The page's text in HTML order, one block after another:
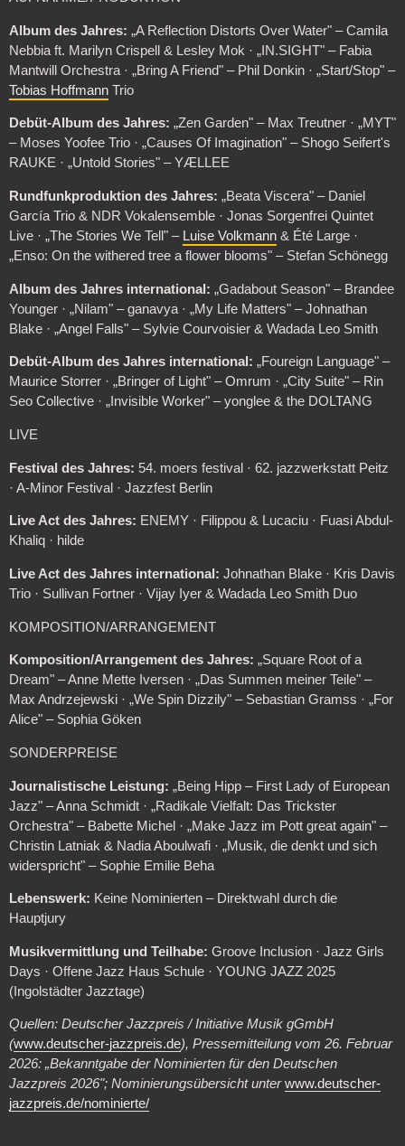
Album des Jahres: „A Reflection Distorts Over Water" – Camila
Nebbia ft. Marilyn Crispell & Lesley Mok · „IN.SIGHT" – Fabia
Mantwill Orchestra · „Bring A Friend" – Phil Donkin · „Start/Stop" –
Tobias HoffmannTrio
Debüt-Album des Jahres: „Zen Garden" – Max Treutner · „MYT"
– Moses Yoofee Trio · „Causes Of Imagination" – Shogo Seifert's
RAUKE · „Untold Stories" – YÆLLEE
Rundfunkproduktion des Jahres: „Beata Viscera" – Daniel
García Trio & NDR Vokalensemble · Jonas Sorgenfrei Quintet
Live · „The Stories We Tell" – Luise Volkmann& Été Large ·
„Enso: On the withered tree a flower blooms" – Stefan Schönegg
Album des Jahres international: „Gadabout Season" – Brandee
Younger · „Nilam" – ganavya · „My Life Matters" – Johnathan
Blake · „Angel Falls" – Sylvie Courvoisier & Wadada Leo Smith
Debüt-Album des Jahres international: „Foureign Language" –
Maurice Storrer · „Bringer of Light" – Omrum · „City Suite" – Rin
Seo Collective · „Invisible Worker" – yonglee & the DOLTANG
LIVE
Festival des Jahres: 54. moers festival · 62. jazzwerkstatt Peitz
· A-Minor Festival · Jazzfest Berlin
Live Act des Jahres: ENEMY · Filippou & Lucaciu · Fuasi Abdul-
Khaliq · hilde
Live Act des Jahres international: Johnathan Blake · Kris Davis
Trio · Sullivan Fortner · Vijay Iyer & Wadada Leo Smith Duo
KOMPOSITION/ARRANGEMENT
Komposition/Arrangement des Jahres: „Square Root of a
Dream" – Anne Mette Iversen · „Das Summen meiner Teile" –
Max Andrzejewski · „We Spin Dizzily" – Sebastian Gramss · „For
Alice" – Sophia Göken
SONDERPREISE
Journalistische Leistung: „Being Hipp – First Lady of European
Jazz" – Anna Schmidt · „Radikale Vielfalt: Das Trickster
Orchestra" – Babette Michel · „Make Jazz im Pott great again" –
Christin Latniak & Nadia Aboulwafi · „Musik, die denkt und sich
widerspricht" – Sophie Emilie Beha
Lebenswerk: Keine Nominierten – Direktwahl durch die
Hauptjury
Musikvermittlung und Teilhabe: Groove Inclusion · Jazz Girls
Days · Offene Jazz Haus Schule · YOUNG JAZZ 2025
(Ingolstädter Jazztage)
Quellen: Deutscher Jazzpreis / Initiative Musik gGmbH
(www.deutscher-jazzpreis.de), Pressemitteilung vom 26. Februar
2026: „Bekanntgabe der Nominierten für den Deutschen
Jazzpreis 2026"; Nominierungsübersicht unterwww.deutscher-
jazzpreis.de/nominierte/